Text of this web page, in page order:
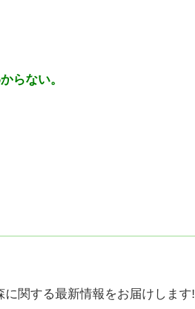
からない。
に関する最新情報をお届けします!